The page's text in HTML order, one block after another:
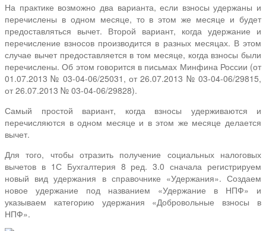
На практике возможно два варианта, если взносы удержаны и
перечислены в одном месяце, то в этом же месяце и будет
предоставляться вычет. Второй вариант, когда удержание и
перечисление взносов производится в разных месяцах. В этом
случае вычет предоставляется в том месяце, когда взносы были
перечислены. Об этом говорится в письмах Минфина России (от
01.07.2013 № 03-04-06/25031, от 26.07.2013 № 03-04-06/29815,
от 26.07.2013 № 03-04-06/29828).
Самый простой вариант, когда взносы удерживаются и
перечисляются в одном месяце и в этом же месяце делается
вычет.
Для того, чтобы отразить получение социальных налоговых
вычетов в 1С Бухгалтерия 8 ред. 3.0 сначала регистрируем
новый вид удержания в справочнике «Удержания». Создаем
новое удержание под названием «Удержание в НПФ» и
указываем категорию удержания «Добровольные взносы в
НПФ».